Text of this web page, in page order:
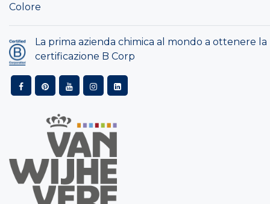
Colore
La prima azienda chimica al mondo a ottenere la
certificazione B Corp